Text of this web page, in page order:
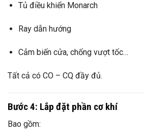
Tủ điều khiển Monarch
Ray dẫn hướng
Cảm biến cửa, chống vượt tốc…
Tất cả có CO – CQ đầy đủ.
Bước 4: Lắp đặt phần cơ khí
Bao gồm: